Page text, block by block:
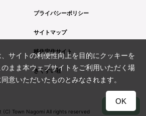
プライバシーポリシー
サイトマップ
移住定住サイト
きくすい荘
(C) Town Nagomi All rights reserved
TOP
サイトの利便性向上を目的にクッキーを
まま本ウェブサイトをご利用いただく場
意いただいたものとみなされます。
OK